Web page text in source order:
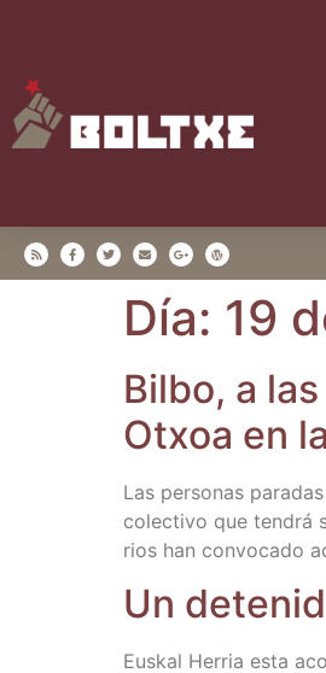
Día: 19
Bil­bo, a
Otxoa en
Las per­so­nas
colec­ti­vo que ten­drá
rios han con­vo­ca­do
Un
Eus­kal Herria esta